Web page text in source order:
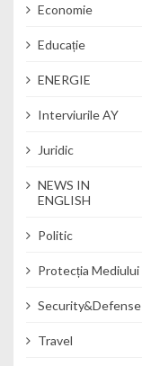
Economie
Educație
ENERGIE
Interviurile AY
Juridic
NEWS IN
ENGLISH
Politic
Protecția Mediului
Security&Defense
Travel